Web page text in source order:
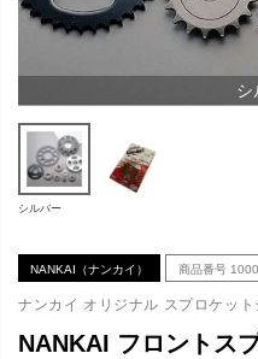
シ
シルバー
NANKAI（ナンカイ） 商品番号
ナンカイ オリジナル スプロケット
NANKAI フロントス